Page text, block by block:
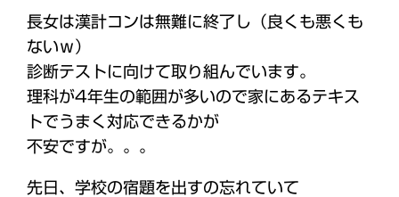
長女は漢計コンは無難に終了し（良くも悪くも
ないｗ）
診断テストに向けて取り組んでいます。
理科が4年生の範囲が多いので家にあるテキス
トでうまく対応できるかが
不安ですが。。。
先日、学校の宿題を出すの忘れていて